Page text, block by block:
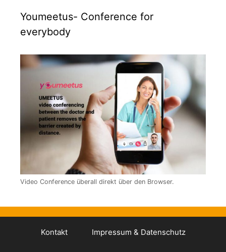
Youmeetus- Conference for
everybody
Video Conference überall direkt über den Browser.
Kontakt Impressum & Datenschutz